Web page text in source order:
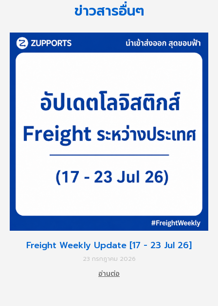
ข่าวสารอื่นๆ
Freight Weekly Update [17 - 23 Jul 26]
23 กรกฎาคม 2026
อ่านต่อ